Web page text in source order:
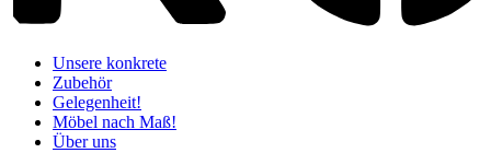
Unsere konkrete
Zubehör
Gelegenheit!
Möbel nach Maß!
Über uns